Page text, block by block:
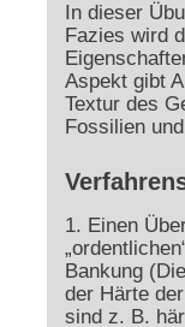
In dieser
Fazies wird
Aspekt gibt
Textur des
Fossilien
1. Einen
Bankung
der Härte
sind z. B.